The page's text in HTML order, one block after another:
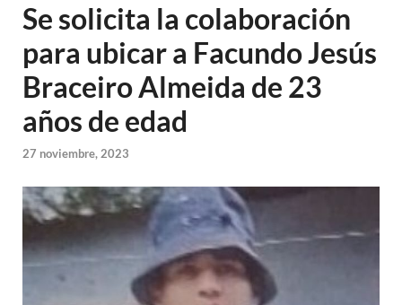
Se solicita la colaboración
para ubicar a Facundo Jesús
Braceiro Almeida de 23
años de edad
27 noviembre, 2023